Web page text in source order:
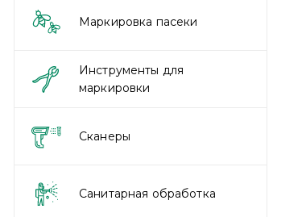
Маркировка пасеки
Инструменты для
маркировки
Сканеры
Санитарная обработка